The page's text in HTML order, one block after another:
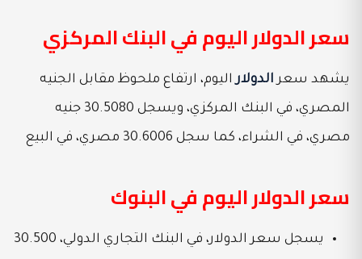
سعر الدولار اليوم في البنك المركزي
يشهد سعرالدولاراليوم، ارتفاع ملحوظ مقابل الجنيه
المصري، في البنك المركزي، ويسجل 30.5080 جنيه
مصري، في الشراء، كما سجل 30.6006 مصري، في البيع
سعر الدولار اليوم في البنوك
يسجل سعر الدولار، في البنك التجاري الدولي، 30.500